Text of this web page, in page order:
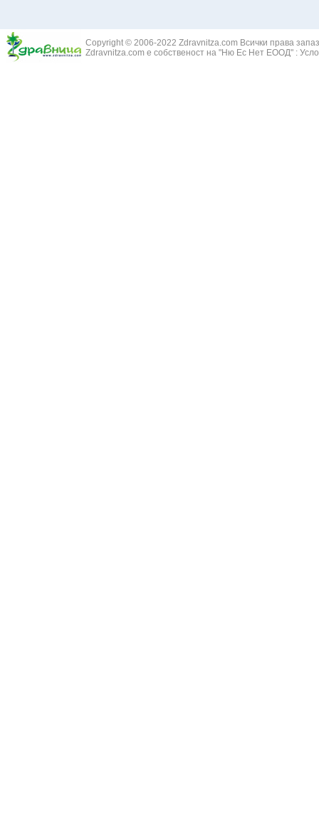
Copyright © 2006-2022 Zdravnitza.com Всички права
Zdravnitza.com е собственост на "Ню Ес Нет ЕООД" :